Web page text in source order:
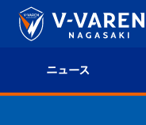
ニュース